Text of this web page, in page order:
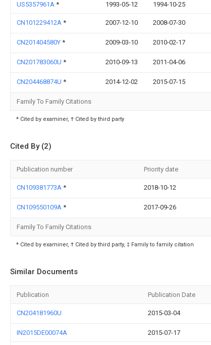
US5357961A * 1993-05-12 1994-10-25
CN101229412A * 2007-12-10 2008-07-30
CN201404580Y * 2009-03-10 2010-02-17
CN201783060U * 2010-09-13 2011-04-06
CN204468874U * 2014-12-02 2015-07-15
Family To Family Citations
* Cited by examiner, † Cited by third party
Cited By (2)
Publication number Priority date
CN109381773A * 2018-10-12
CN109550109A * 2017-09-26
Family To Family Citations
* Cited by examiner, † Cited by third party, ‡ Family to family citation
Similar Documents
Publication Publication Date
CN204181960U 2015-03-04
IN2015DE00074A 2015-07-17